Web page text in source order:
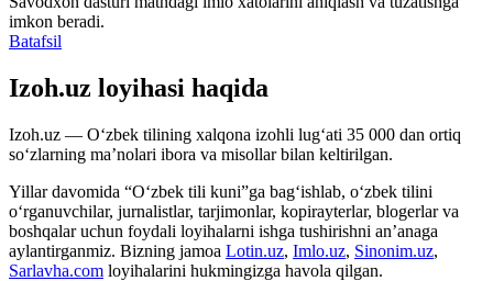
imkon beradi.
Batafsil
Izoh.uz loyihasi haqida
Izoh.uz — O‘zbek tilining xalqona izohli lug‘ati 35 000 dan ortiq
so‘zlarning ma’nolari ibora va misollar bilan keltirilgan.
Yillar davomida “O‘zbek tili kuni”ga bag‘ishlab, o‘zbek tilini
o‘rganuvchilar, jurnalistlar, tarjimonlar, kopirayterlar, blogerlar va
boshqalar uchun foydali loyihalarni ishga tushirishni an’anaga
aylantirganmiz. Bizning jamoa Lotin.uz, Imlo.uz, Sinonim.uz,
Sarlavha.com loyihalarini hukmingizga havola qilgan.